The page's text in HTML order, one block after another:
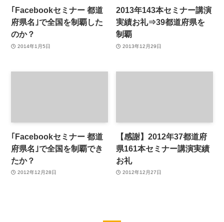
｢Facebookセミナー 都道
府県名｣で全国を制覇した
のか？
2014年1月5日
2013年143本セミナー講演
実績お礼⇒39都道府県を
制覇
2013年12月29日
｢Facebookセミナー 都道
府県名｣で全国を制覇でき
たか？
2012年12月28日
【感謝】2012年37都道府
県161本セミナー講演実績
お礼
2012年12月27日